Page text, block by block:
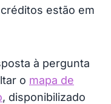
estão em
à pergunta
o mapa de
, disponibilizado